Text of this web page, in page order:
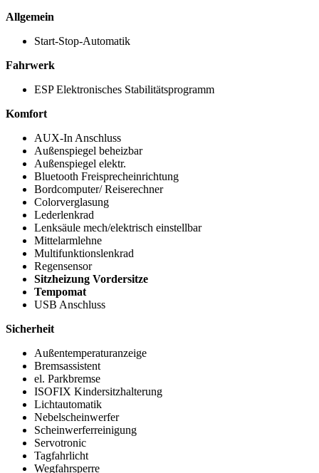
Allgemein
Start-Stop-Automatik
Fahrwerk
ESP Elektronisches Stabilitätsprogramm
Komfort
AUX-In Anschluss
Außenspiegel beheizbar
Außenspiegel elektr.
Bluetooth Freisprecheinrichtung
Bordcomputer/ Reiserechner
Colorverglasung
Lederlenkrad
Lenksäule mech/elektrisch einstellbar
Mittelarmlehne
Multifunktionslenkrad
Regensensor
Sitzheizung Vordersitze
Tempomat
USB Anschluss
Sicherheit
Außentemperaturanzeige
Bremsassistent
el. Parkbremse
ISOFIX Kindersitzhalterung
Lichtautomatik
Nebelscheinwerfer
Scheinwerferreinigung
Servotronic
Tagfahrlicht
Wegfahrsperre